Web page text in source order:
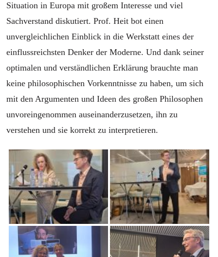
Situation in Europa mit großem Interesse und viel
Sachverstand diskutiert. Prof. Heit bot einen
unvergleichlichen Einblick in die Werkstatt eines der
einflussreichsten Denker der Moderne. Und dank seiner
optimalen und verständlichen Erklärung brauchte man
keine philosophischen Vorkenntnisse zu haben, um sich
mit den Argumenten und Ideen des großen Philosophen
unvoreingenommen auseinanderzusetzen, ihn zu
verstehen und sie korrekt zu interpretieren.